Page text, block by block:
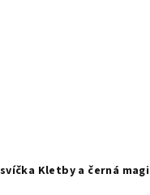
Kletby a černá